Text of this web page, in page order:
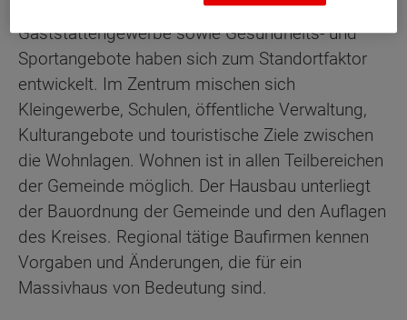
Gemeinde. Das Übernachtungs- und
Gaststättengewerbe sowie Gesundheits- und
Sportangebote haben sich zum Standortfaktor
entwickelt. Im Zentrum mischen sich
Kleingewerbe, Schulen, öffentliche Verwaltung,
Kulturangebote und touristische Ziele zwischen
die Wohnlagen. Wohnen ist in allen Teilbereichen
der Gemeinde möglich. Der Hausbau unterliegt
der Bauordnung der Gemeinde und den Auflagen
des Kreises. Regional tätige Baufirmen kennen
Vorgaben und Änderungen, die für ein
Massivhaus von Bedeutung sind.